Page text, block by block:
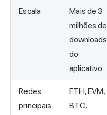
Escala
Mais de 3
milhões de
downloads
do
aplicativo
Redes
principais
ETH, EVM,
BTC,